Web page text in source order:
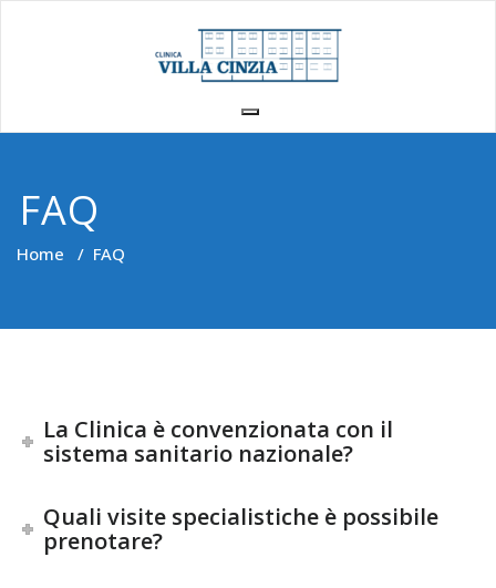
FAQ
Home / FAQ
La Clinica è convenzionata con il
sistema sanitario nazionale?
Quali visite specialistiche è possibile
prenotare?